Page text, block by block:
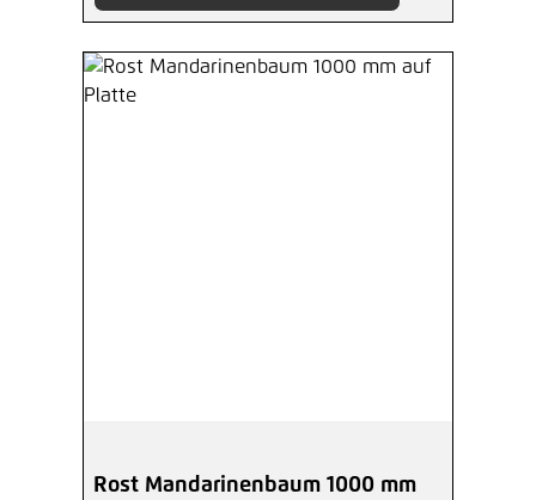
Rost Mandarinenbaum 1000 mm